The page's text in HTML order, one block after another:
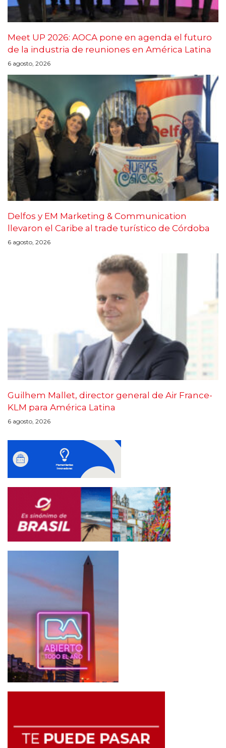
Meet UP 2026: AOCA pone en agenda el futuro
de la industria de reuniones en América Latina
6 agosto, 2026
Delfos y EM Marketing & Communication
llevaron el Caribe al trade turístico de Córdoba
6 agosto, 2026
Guilhem Mallet, director general de Air France-
KLM para América Latina
6 agosto, 2026